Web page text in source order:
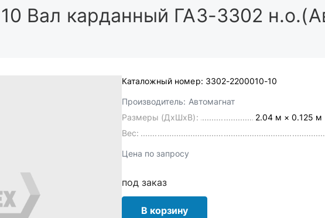
Вал карданный ГАЗ-3302
Каталожный номер: 3302-2200010-10
Производитель: Автомагнат
Размеры (ДхШхВ):
2.04 м × 0.125 м
Вес:
Цена по запросу
под заказ
В корзину